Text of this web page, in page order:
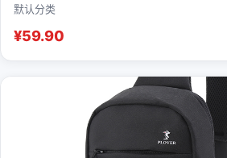
默认分类
¥59.90